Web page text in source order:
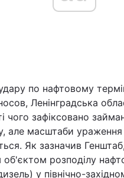
по нафтовому
Ленінградська
чого зафіксовано
але масштаби
Як зазначив
об'єктом розподілу
у північно-